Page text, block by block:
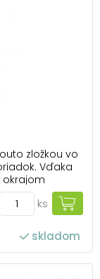
zložkou vo
Vďaka
ju hodíte do
pumy jej
na...
ks
skladom